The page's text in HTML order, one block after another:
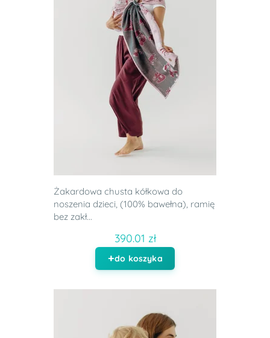
Żakardowa chusta kółkowa do
noszenia dzieci, (100% bawełna), ramię
bez zakł...
390.01 zł
do koszyka